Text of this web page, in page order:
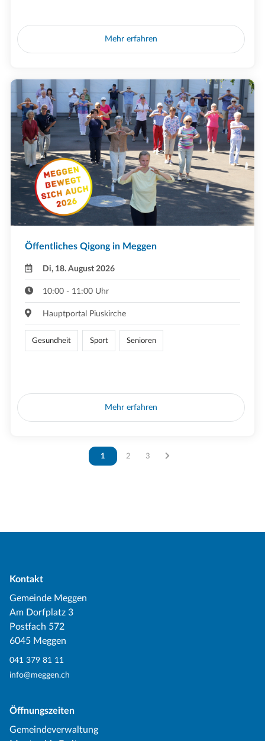
Mehr erfahren
Öffentliches Qigong in Meggen
Di, 18. August 2026
10:00 - 11:00 Uhr
Hauptportal Piuskirche
Gesundheit Sport Senioren
Mehr erfahren
Vous êtes sur la page
1 Vous êtes sur la page
2 Vous êtes sur la page
3
Kontakt
Gemeinde Meggen
Am Dorfplatz 3
Postfach 572
6045 Meggen
041 379 81 11
info@meggen.ch
Öffnungszeiten
Gemeindeverwaltung